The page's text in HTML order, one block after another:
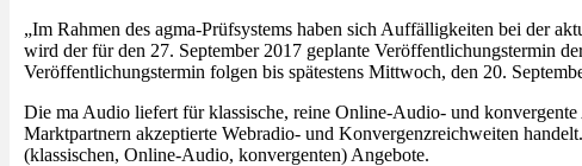
„Im Rahmen des agma-Prüfsystems haben sich Auffälligkeiten bei der
wird der für den 27. September 2017 geplante Veröffentlichungstermin
Veröffentlichungstermin folgen bis spätestens Mittwoch, den 20.
Die ma Audio liefert für klassische, reine Online-Audio- und
Marktpartnern akzeptierte Webradio- und Konvergenzreichweiten
(klassischen, Online-Audio, konvergenten) Angebote.